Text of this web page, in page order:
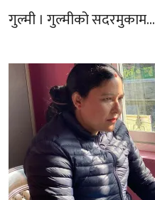
गुल्मी । गुल्मीको सदरमुकाम…